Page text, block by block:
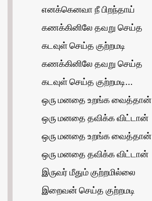
எனக்கெனவா நீ பிறந்தாய்
கணக்கினிலே தவறு செய்த
கடவுள் செய்த குற்றமடி
கணக்கினிலே தவறு செய்த
கடவுள் செய்த குற்றமடி...
ஒரு மனதை உறங்க வைத்தான்
ஒரு மனதை தவிக்க விட்டான்
ஒரு மனதை உறங்க வைத்தான்
ஒரு மனதை தவிக்க விட்டான்
இருவர் மீதும் குற்றமில்லை
இறைவன் செய்த குற்றமடி